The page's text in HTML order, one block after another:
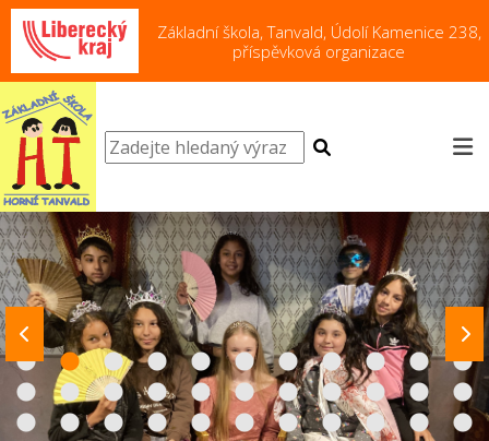
Základní škola, Tanvald, Údolí Kamenice 238,
příspěvková organizace